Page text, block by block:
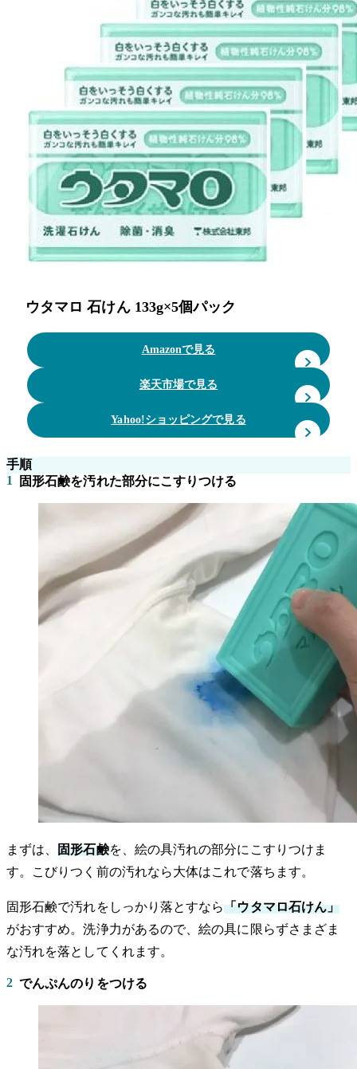
ウタマロ 石けん 133g×5個パック
Amazonで見る
楽天市場で見る
Yahoo!ショッピングで見る
手順
1
固形石鹸を汚れた部分にこすりつける
まずは、固形石鹸を、絵の具汚れの部分にこすりつけま
す。こびりつく前の汚れなら大体はこれで落ちます。
固形石鹸で汚れをしっかり落とすなら「ウタマロ石けん」
がおすすめ。洗浄力があるので、絵の具に限らずさまざま
な汚れを落としてくれます。
2 でんぷんのりをつける